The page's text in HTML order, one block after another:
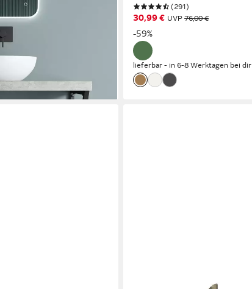
(291)
30,99 € UVP76,00 €
-59%
lieferbar - in 6-8 Werktagen bei dir